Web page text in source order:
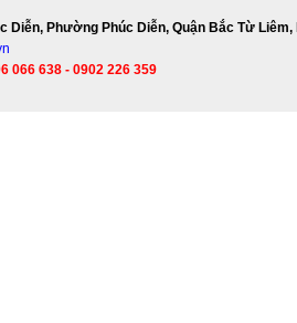
Diễn, Phường Phúc Diễn, Quận Bắc Từ Liêm,
066 638 - 0902 226 359